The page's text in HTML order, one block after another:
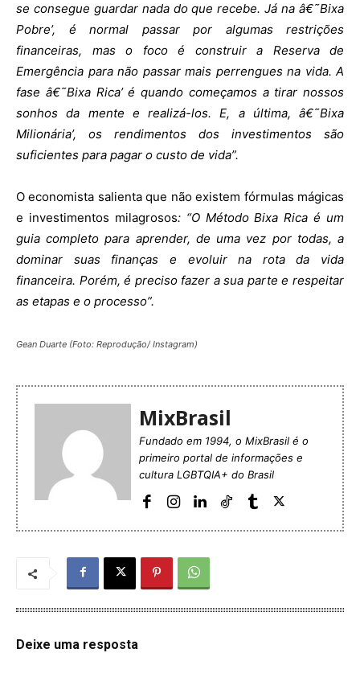
se consegue guardar nada do que recebe. Já na â€˜Bixa
Pobre’, é normal passar por algumas restrições
financeiras, mas o foco é construir a Reserva de
Emergência para não passar mais perrengues na vida. A
fase â€˜Bixa Rica’ é quando começamos a tirar nossos
sonhos da mente e realizá-los. E, a última, â€˜Bixa
Milionária’, os rendimentos dos investimentos são
suficientes para pagar o custo de vida”.
O economista salienta que não existem fórmulas mágicas
e investimentos milagrosos: “O Método Bixa Rica é um
guia completo para aprender, de uma vez por todas, a
dominar suas finanças e evoluir na rota da vida
financeira. Porém, é preciso fazer a sua parte e respeitar
as etapas e o processo”.
Gean Duarte (Foto: Reprodução/ Instagram)
MixBrasil
Fundado em 1994, o MixBrasil é o
primeiro portal de informações e
cultura LGBTQIA+ do Brasil
Deixe uma resposta